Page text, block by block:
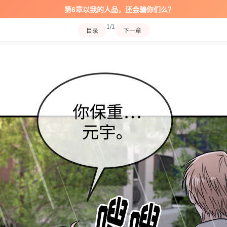
第6章以我的人品，还会骗你们么？
目录
1/1
下一章